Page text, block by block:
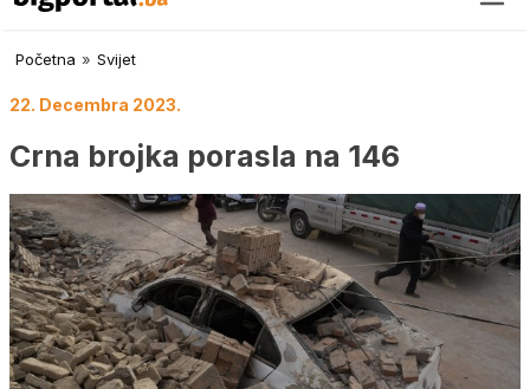
Početna » Svijet
22. Decembra 2023.
Crna brojka porasla na 146